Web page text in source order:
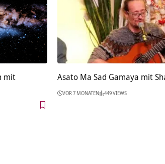
mit
Asato Ma Sad Gamaya mit
VOR 7 MONATEN 449 VIEWS